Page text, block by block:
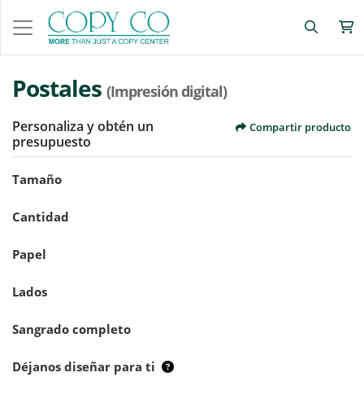
Postales (Impresión digital)
Personaliza y obtén un
presupuesto
Compartir producto
Tamaño
Cantidad
Papel
Lados
Sangrado completo
Déjanos diseñar para ti